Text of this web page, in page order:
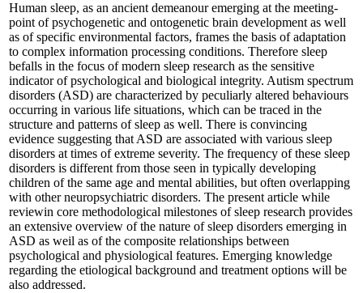
Human sleep, as an ancient demeanour emerging at the meeting-
point of psychogenetic and ontogenetic brain development as well
as of specific environmental factors, frames the basis of adaptation
to complex information processing conditions. Therefore sleep
befalls in the focus of modern sleep research as the sensitive
indicator of psychological and biological integrity. Autism spectrum
disorders (ASD) are characterized by peculiarly altered behaviours
occurring in various life situations, which can be traced in the
structure and patterns of sleep as well. There is convincing
evidence suggesting that ASD are associated with various sleep
disorders at times of extreme severity. The frequency of these sleep
disorders is different from those seen in typically developing
children of the same age and mental abilities, but often overlapping
with other neuropsychiatric disorders. The present article while
reviewin core methodological milestones of sleep research provides
an extensive overview of the nature of sleep disorders emerging in
ASD as weil as of the composite relationships between
psychological and physiological features. Emerging knowledge
regarding the etiological background and treatment options will be
also addressed.